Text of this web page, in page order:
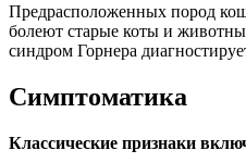
Предрасположенных пород
болеют старые коты и
синдром Горнера
Симптоматика
Классические признаки